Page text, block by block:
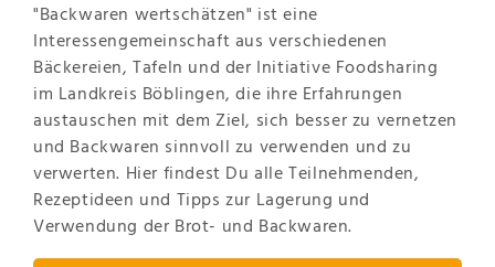
"Backwaren wertschätzen" ist eine
Interessengemeinschaft aus verschiedenen
Bäckereien, Tafeln und der Initiative Foodsharing
im Landkreis Böblingen, die ihre Erfahrungen
austauschen mit dem Ziel, sich besser zu vernetzen
und Backwaren sinnvoll zu verwenden und zu
verwerten. Hier findest Du alle Teilnehmenden,
Rezeptideen und Tipps zur Lagerung und
Verwendung der Brot- und Backwaren.